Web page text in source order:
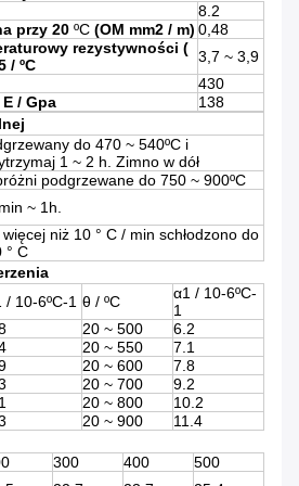
8.2
przy 20 ºC (OM mm2 / m) 0,48
rezystywności (
/ ºC
3,7 ~ 3,9
430
E / Gpa
138
do 470 ~ 540ºC i
1 ~ 2 h. Zimno w dół
podgrzewane do 750 ~ 900ºC
~ 1h.
więcej niż 10 ° C / min schłodzono do
° C
/ 10-6ºC-1 θ / ºC
α1 / 10-6ºC-
1
20 ~ 500
6.2
20 ~ 550
7.1
20 ~ 600
7.8
20 ~ 700
9.2
20 ~ 800
10.2
20 ~ 900
11.4
300 400
500